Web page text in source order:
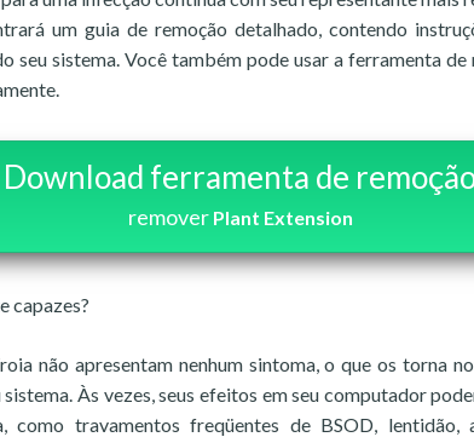
um guia de remoção detalhado, contendo
seu sistema. Você também pode usar a ferramenta
Download ferramenta de
remover Plant Extension
capazes?
não apresentam nenhum sintoma, o que os torna
Às vezes, seus efeitos em seu computador
como travamentos freqüentes de BSOD, lentidão,